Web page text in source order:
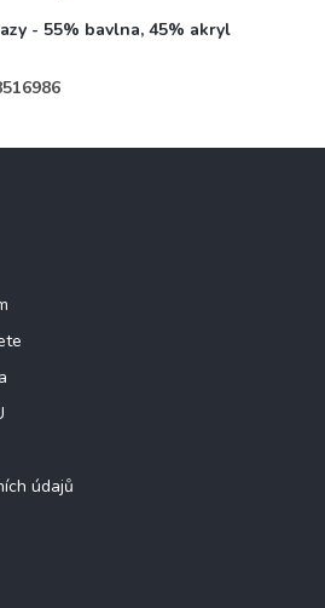
- 55% bavlna, 45% akryl
údajů